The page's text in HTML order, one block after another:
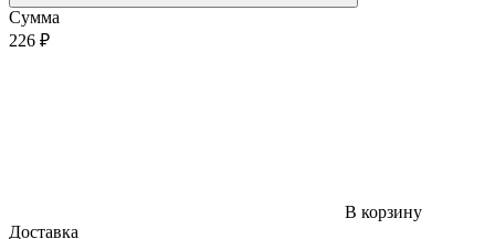
Сумма
226 ₽
В корзину
Доставка